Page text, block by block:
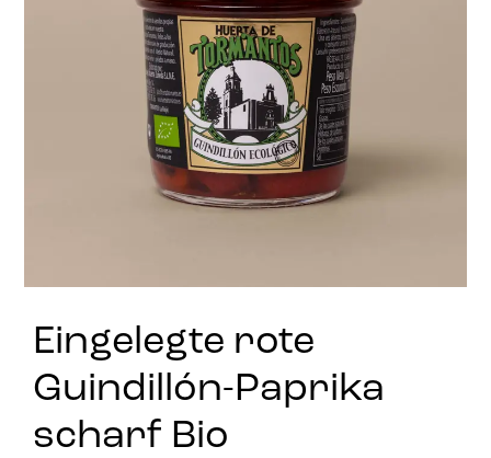
Stay in Touch
Eingelegte rote
Guindillón-Paprika
scharf Bio